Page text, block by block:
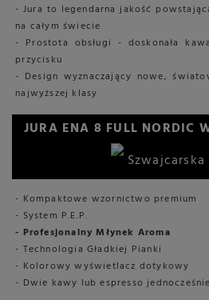
- Jura to legendarna jakość
na całym świecie
- Prostota obsługi - doskonała
przycisku
- Design wyznaczający nowe,
najwyższej klasy
JURA ENA 8 FULL NORDIC
- Kompaktowe wzornictwo premium
- System P.E.P.
- Profesjonalny Młynek Aroma
- Technologia Gładkiej Pianki
- Kolorowy wyświetlacz dotykowy
- Dwie kawy lub espresso jednocześnie